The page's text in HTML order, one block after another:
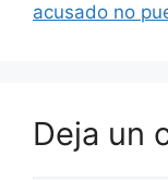
acusado no
Deja un